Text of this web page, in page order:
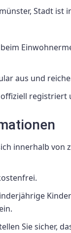
Stadt ist
aus und
registriert
innerhalb
Sie sicher,